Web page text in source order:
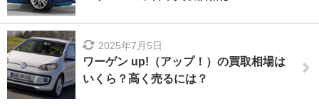
2025年7月5日
ワーゲン up!（アップ！）の買取相場は
いくら？高く売るには？